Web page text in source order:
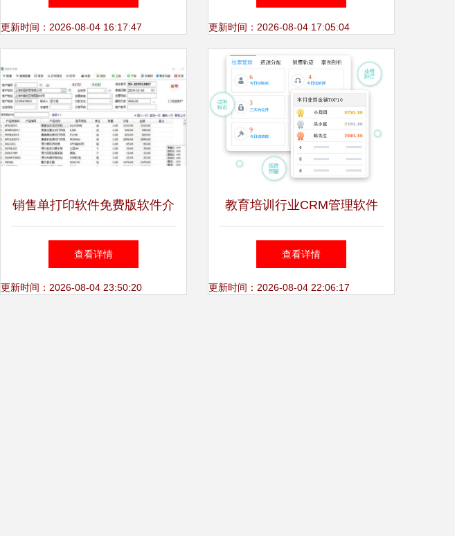
高效工具
更新时间：2026-08-04 16:17:47 更新时间：2026-08-04 17:05:04
销售单打印软件免费版软件介
绍及软件功能大全
查看详情
更新时间：2026-08-04 23:50:20
教育培训行业CRM管理软件
一键外拨，高效销售课程的新
利器
查看详情
更新时间：2026-08-04 22:06:17